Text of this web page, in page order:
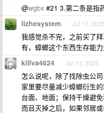
@wgbx #21 3.第二条是指
lizhesystem Jul 11, 2025
我感觉杀不完，之前买了
有，蟑螂这个东西生存能
killva4624 Jul 11, 2025
怎么说呢，除了找除虫公司
家里要尽量减少蟑螂衍生
台面、地面；保持干燥避
而且灭掉之后，如果邻居